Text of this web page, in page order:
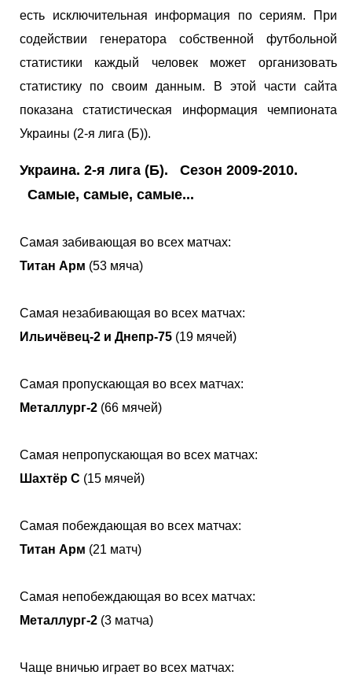
есть исключительная информация по сериям. При
содействии генератора собственной футбольной
статистики каждый человек может организовать
статистику по своим данным. В этой части сайта
показана статистическая информация чемпионата
Украины (2-я лига (Б)).
Украина. 2-я лига (Б). Сезон 2009-2010.
Самые, самые, самые...
Самая забивающая во всех матчах:
Титан Арм (53 мяча)
Самая незабивающая во всех матчах:
Ильичёвец-2 и Днепр-75 (19 мячей)
Самая пропускающая во всех матчах:
Металлург-2 (66 мячей)
Самая непропускающая во всех матчах:
Шахтёр С (15 мячей)
Самая побеждающая во всех матчах:
Титан Арм (21 матч)
Самая непобеждающая во всех матчах:
Металлург-2 (3 матча)
Чаще вничью играет во всех матчах: